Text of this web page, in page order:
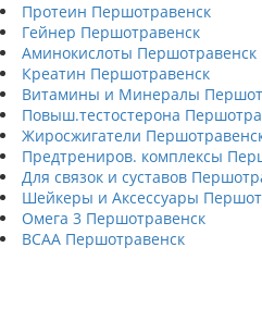
Протеин Першотравенск
Гейнер Першотравенск
Аминокислоты Першотравенск
Креатин Першотравенск
Витамины и Минералы
Повыш.тестостерона
Жиросжигатели
Предтрениров. комплексы
Для связок и суставов
Шейкеры и Аксессуары
Омега 3 Першотравенск
BCAA Першотравенск